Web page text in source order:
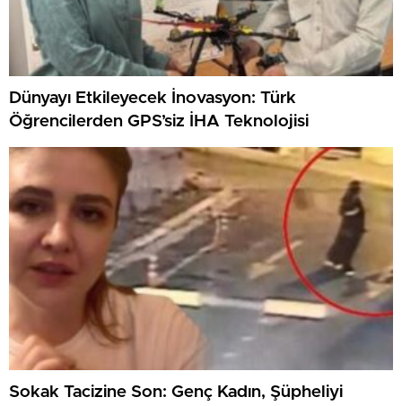
Dünyayı Etkileyecek İnovasyon: Türk
Öğrencilerden GPS’siz İHA Teknolojisi
Sokak Tacizine Son: Genç Kadın, Şüpheliyi